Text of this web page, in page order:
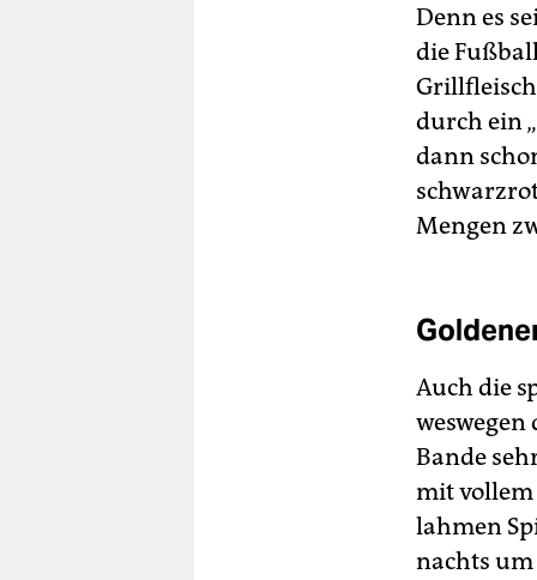
Denn es
die
durch ein
dann
Mengen
Auch die
Bande
mit vollem
lahmen
nachts um